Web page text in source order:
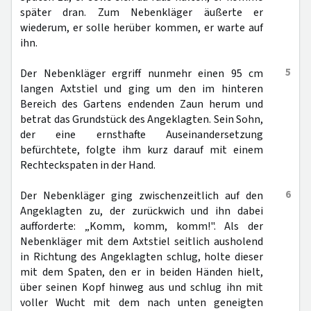
später dran. Zum Nebenkläger äußerte er
wiederum, er solle herüber kommen, er warte auf
ihn.
5
Der Nebenkläger ergriff nunmehr einen 95 cm
langen Axtstiel und ging um den im hinteren
Bereich des Gartens endenden Zaun herum und
betrat das Grundstück des Angeklagten. Sein Sohn,
der eine ernsthafte Auseinandersetzung
befürchtete, folgte ihm kurz darauf mit einem
Rechteckspaten in der Hand.
6
Der Nebenkläger ging zwischenzeitlich auf den
Angeklagten zu, der zurückwich und ihn dabei
aufforderte: „Komm, komm, komm!". Als der
Nebenkläger mit dem Axtstiel seitlich ausholend
in Richtung des Angeklagten schlug, holte dieser
mit dem Spaten, den er in beiden Händen hielt,
über seinen Kopf hinweg aus und schlug ihn mit
voller Wucht mit dem nach unten geneigten